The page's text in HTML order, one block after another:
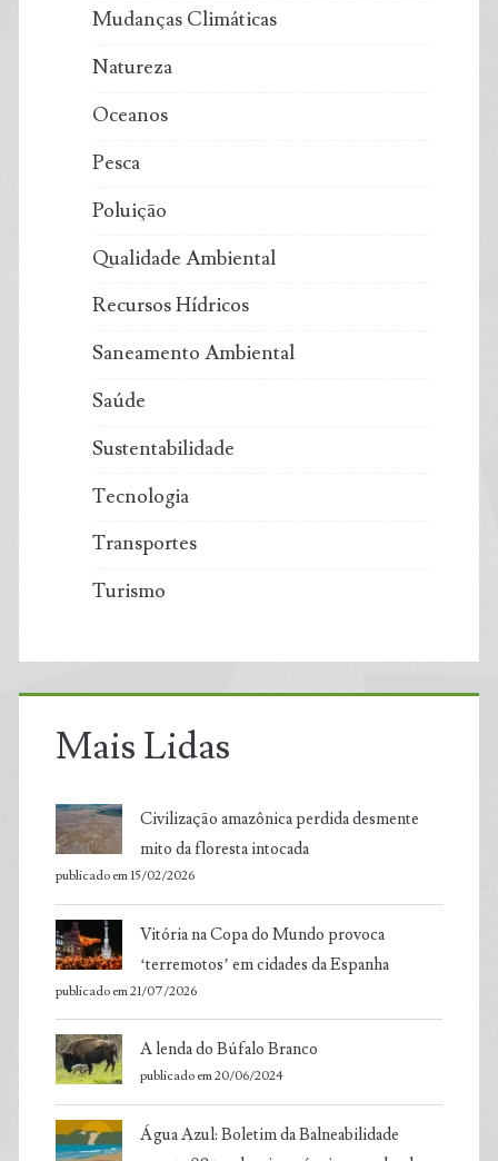
país
Mudanças Climáticas
Natureza
Oceanos
Pesca
Poluição
Qualidade Ambiental
Recursos Hídricos
Saneamento Ambiental
Saúde
Sustentabilidade
Tecnologia
Transportes
Turismo
Mais Lidas
Civilização amazônica perdida desmente
mito da floresta intocada
publicado em 15/02/2026
Vitória na Copa do Mundo provoca
‘terremotos’ em cidades da Espanha
publicado em 21/07/2026
A lenda do Búfalo Branco
publicado em 20/06/2024
Água Azul: Boletim da Balneabilidade